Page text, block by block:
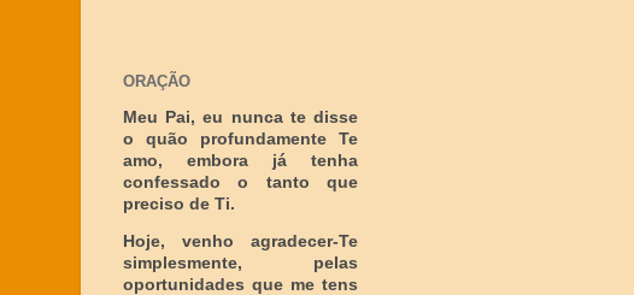
ORAÇÃO
Meu Pai, eu nunca te disse
o quão profundamente Te
amo, embora já tenha
confessado o tanto que
preciso de Ti.
Hoje, venho agradecer-Te
simplesmente, pelas
oportunidades que me tens